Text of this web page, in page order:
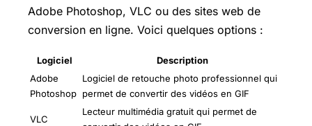
Adobe Photoshop, VLC ou des sites web de
conversion en ligne. Voici quelques options :
Logiciel
Description
Adobe
Photoshop
Logiciel de retouche photo professionnel qui
permet de convertir des vidéos en GIF
VLC
Lecteur multimédia gratuit qui permet de